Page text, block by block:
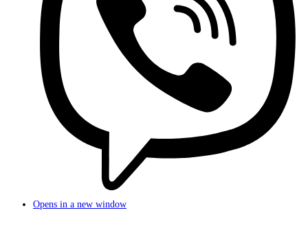
Opens in a new window